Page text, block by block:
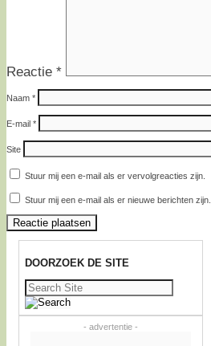
Reactie *
Naam *
E-mail *
Site
Stuur mij een e-mail als er vervolgreacties zijn.
Stuur mij een e-mail als er nieuwe berichten zijn.
DOORZOEK DE SITE
Zoeken
naar:
- advertentie -